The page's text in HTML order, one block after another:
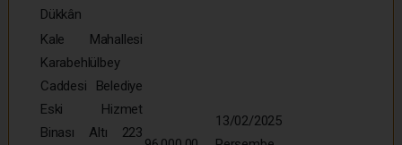
Dükkân
Kale Mahallesi
Karabehlülbey
Caddesi Belediye
Eski Hizmet
Binası Altı 223
13/02/2025